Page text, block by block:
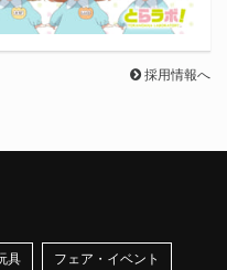
採用情報へ
具 フェア・イベント